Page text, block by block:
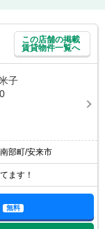
この店舗の掲載
賃貸物件一覧へ
子
部町/安来市
ます！
無料